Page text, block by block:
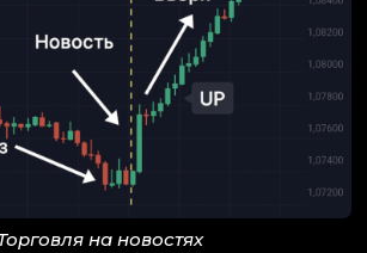
на новостях